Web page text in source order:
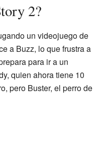
2?
un videojuego de
a Buzz, lo que frustra a
para ir a un
quien ahora tiene 10
pero Buster, el perro de